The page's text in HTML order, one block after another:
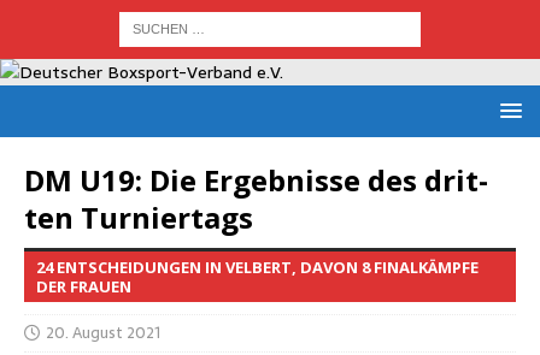
DM U19: Die Ergeb­nis­se des drit­
ten Turniertags
24 ENTSCHEIDUNGEN IN VELBERT, DAVON 8 FINALKÄMPFE
DER FRAUEN
20. August 2021